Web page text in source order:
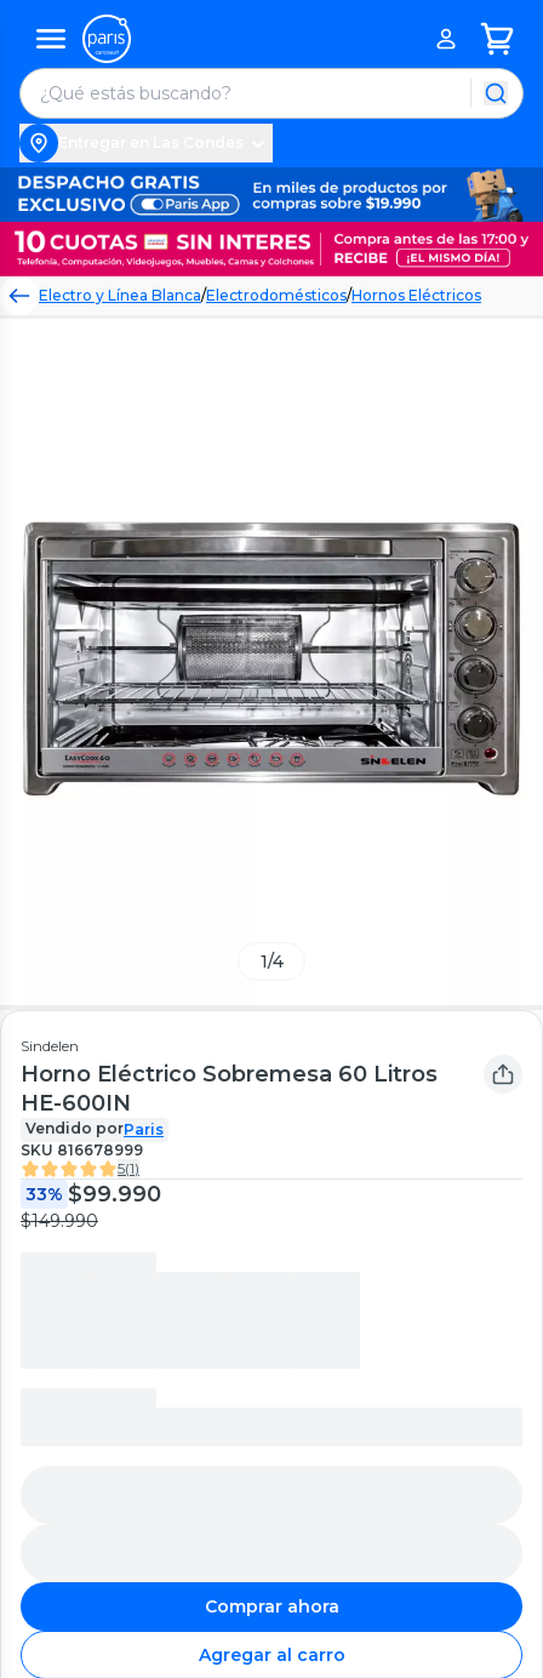
Electro y Línea Blanca/Electrodomésticos/Hornos Eléctricos
1/4
Sindelen
Horno Eléctrico Sobremesa 60 Litros
HE-600IN
Vendido porParis
SKU 816678999
5(1)
33% $99.990
$149.990
Comprar ahora
Agregar al carro